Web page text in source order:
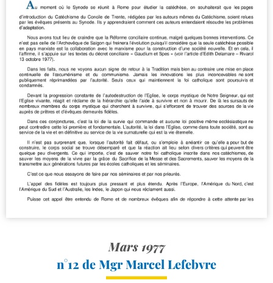
Mars 1977
n°12 de Mgr Marcel Lefebvre